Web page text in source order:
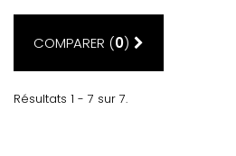
COMPARER (0)
Résultats 1 - 7 sur 7.